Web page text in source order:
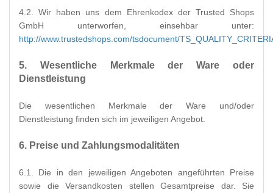
4.2. Wir haben uns dem Ehrenkodex der Trusted Shops
GmbH unterworfen, einsehbar unter:
http://www.trustedshops.com/tsdocument/
5. Wesentliche Merkmale der Ware oder
Dienstleistung
Die wesentlichen Merkmale der Ware und/oder
Dienstleistung finden sich im jeweiligen Angebot.
6. Preise und Zahlungsmodalitäten
6.1. Die in den jeweiligen Angeboten angeführten Preise
sowie die Versandkosten stellen Gesamtpreise dar. Sie